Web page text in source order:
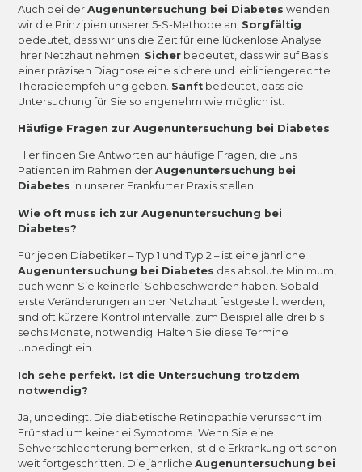
Auch bei derAugenuntersuchung bei Diabetes wenden
wir die Prinzipien unserer 5-S-Methode an. Sorgfältig
bedeutet, dass wir uns die Zeit für eine lückenlose Analyse
Ihrer Netzhaut nehmen. Sicher bedeutet, dass wir auf Basis
einer präzisen Diagnose eine sichere und leitliniengerechte
Therapieempfehlung geben. Sanft bedeutet, dass die
Untersuchung für Sie so angenehm wie möglich ist.
Häufige Fragen zur Augenuntersuchung bei Diabetes
Hier finden Sie Antworten auf häufige Fragen, die uns
Patienten im Rahmen derAugenuntersuchung bei
Diabetes in unserer Frankfurter Praxis stellen.
Wie oft muss ich zur Augenuntersuchung bei
Diabetes?
Für jeden Diabetiker – Typ 1 und Typ 2 – ist eine jährliche
Augenuntersuchung bei Diabetes das absolute Minimum,
auch wenn Sie keinerlei Sehbeschwerden haben. Sobald
erste Veränderungen an der Netzhaut festgestellt werden,
sind oft kürzere Kontrollintervalle, zum Beispiel alle drei bis
sechs Monate, notwendig. Halten Sie diese Termine
unbedingt ein.
Ich sehe perfekt. Ist die Untersuchung trotzdem
notwendig?
Ja, unbedingt. Die diabetische Retinopathie verursacht im
Frühstadium keinerlei Symptome. Wenn Sie eine
Sehverschlechterung bemerken, ist die Erkrankung oft schon
weit fortgeschritten. Die jährlicheAugenuntersuchung bei